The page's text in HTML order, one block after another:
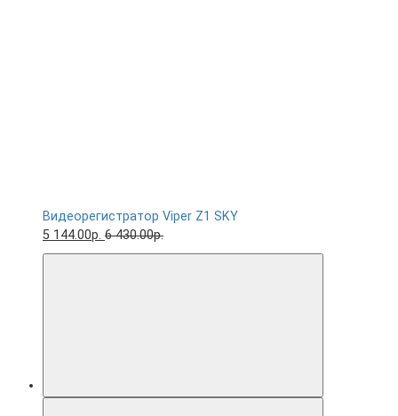
Видеорегистратор Viper Z1 SKY
5 144.00р. 6 430.00р.